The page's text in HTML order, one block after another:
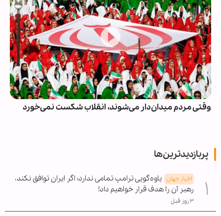
وقتی مردم میدان‌دار می‌شوند، انقلاب شکست نمی‌خورد
پربازدیدترین‌ها
اخبار جهان یاوه‌گویی ترامپ تمامی ندارد؛ اگر ایران توافق نکند،
رهبر آن را هدف قرار خواهیم داد!
۳ روز قبل